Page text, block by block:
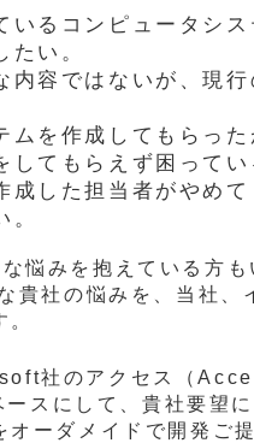
いるコンピュータシ
たい。
内容ではないが、現
ムを作成してもらっ
してもらえず困って
成した担当者がやめ
悩みを抱えている方
貴社の悩みを、当社、
社のアクセス（
ースにして、貴社要望
オーダメイドで開発